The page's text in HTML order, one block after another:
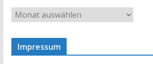
U
s
Impressum